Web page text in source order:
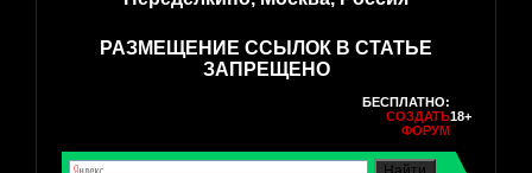
РАЗМЕЩЕНИЕ ССЫЛОК В СТАТЬЕ
ЗАПРЕЩЕНО
БЕСПЛАТНО:
СОЗДАТЬ
ФОРУМ
18+